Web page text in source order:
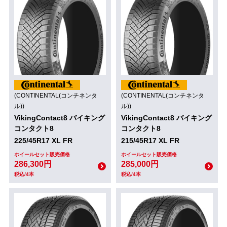
(CONTINENTAL(コンチネンタ
ル))
VikingContact8 バイキング
コンタクト8
225/45R17 XL FR
ホイールセット販売価格
286,300円
税込/4本
(CONTINENTAL(コンチネンタ
ル))
VikingContact8 バイキング
コンタクト8
215/45R17 XL FR
ホイールセット販売価格
285,000円
税込/4本